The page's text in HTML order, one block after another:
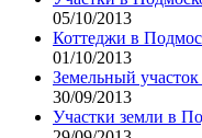
05/10/2013
Коттеджи в
01/10/2013
Земельный
30/09/2013
Участки земли в